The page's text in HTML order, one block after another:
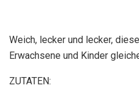
Weich, lecker und lecker,
Erwachsene und Kinder
ZUTATEN: